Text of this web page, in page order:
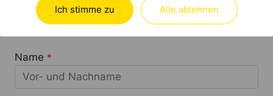
unterstützen können. Wir freuen uns auf Ihre
Nachricht!
Name *
Ich stimme zu Alle ablehnen